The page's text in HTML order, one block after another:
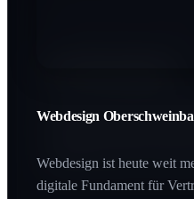
Webdesign
Webdesign ist heute weit
digitale Fundament für
Wer bei Google nicht
Zielgruppe genau im
Qualität, die man